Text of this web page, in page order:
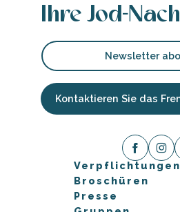
Ihre Jod-
Newsletter
Kontaktieren Sie das
Verpflichtungen
Broschüren
Presse